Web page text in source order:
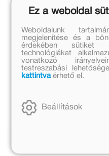
rokonoknál
Eredeti ár:
2 499 Ft
Kedvezményes ár:
500 Ft
Ez a weboldal
Weboldalunk
megjelenítése és a
érdekében sütiket
technológiákat
vonatkozó
testreszabási
kattintvaérhető el.
Beállítások